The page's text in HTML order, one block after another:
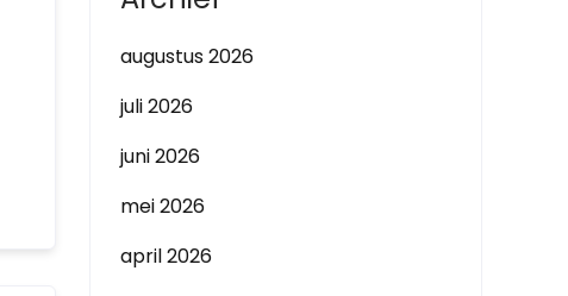
augustus 2026
juli 2026
juni 2026
mei 2026
april 2026